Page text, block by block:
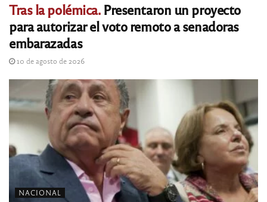
Tras la polémica.Presentaron un proyecto
para autorizar el voto remoto a senadoras
embarazadas
10 de agosto de 2026
NACIONAL